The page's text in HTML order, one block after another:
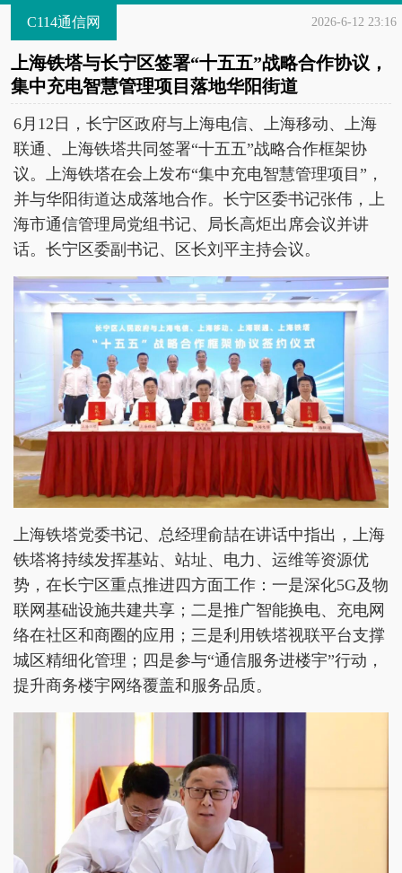
C114通信网 2026-6-12 23:16
上海铁塔与长宁区签署“十五五”战略合作协议，
集中充电智慧管理项目落地华阳街道
6月12日，长宁区政府与上海电信、上海移动、上海
联通、上海铁塔共同签署“十五五”战略合作框架协
议。上海铁塔在会上发布“集中充电智慧管理项目”，
并与华阳街道达成落地合作。长宁区委书记张伟，上
海市通信管理局党组书记、局长高炬出席会议并讲
话。长宁区委副书记、区长刘平主持会议。
上海铁塔党委书记、总经理俞喆在讲话中指出，上海
铁塔将持续发挥基站、站址、电力、运维等资源优
势，在长宁区重点推进四方面工作：一是深化5G及物
联网基础设施共建共享；二是推广智能换电、充电网
络在社区和商圈的应用；三是利用铁塔视联平台支撑
城区精细化管理；四是参与“通信服务进楼宇”行动，
提升商务楼宇网络覆盖和服务品质。